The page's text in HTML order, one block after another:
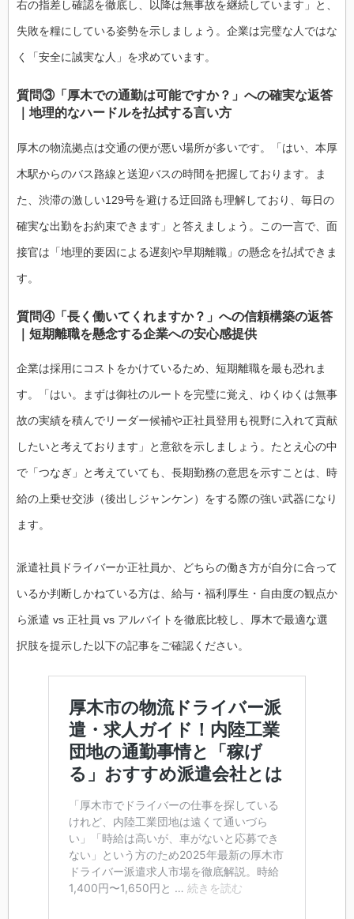
右の指差し確認を徹底し、以降は無事故を継続しています」と、
失敗を糧にしている姿勢を示しましょう。企業は完璧な人ではな
く「安全に誠実な人」を求めています。
質問③「厚木での通勤は可能ですか？」への確実な返答
｜地理的なハードルを払拭する言い方
厚木の物流拠点は交通の便が悪い場所が多いです。「はい、本厚
木駅からのバス路線と送迎バスの時間を把握しております。ま
た、渋滞の激しい129号を避ける迂回路も理解しており、毎日の
確実な出勤をお約束できます」と答えましょう。この一言で、面
接官は「地理的要因による遅刻や早期離職」の懸念を払拭できま
す。
質問④「長く働いてくれますか？」への信頼構築の返答
｜短期離職を懸念する企業への安心感提供
企業は採用にコストをかけているため、短期離職を最も恐れま
す。「はい。まずは御社のルートを完璧に覚え、ゆくゆくは無事
故の実績を積んでリーダー候補や正社員登用も視野に入れて貢献
したいと考えております」と意欲を示しましょう。たとえ心の中
で「つなぎ」と考えていても、長期勤務の意思を示すことは、時
給の上乗せ交渉（後出しジャンケン）をする際の強い武器になり
ます。
派遣社員ドライバーか正社員か、どちらの働き方が自分に合って
いるか判断しかねている方は、給与・福利厚生・自由度の観点か
ら派遣 vs 正社員 vs アルバイトを徹底比較し、厚木で最適な選
択肢を提示した以下の記事をご確認ください。